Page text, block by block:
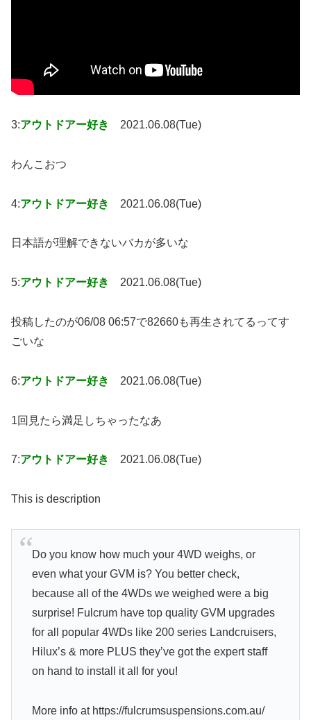
3:アウトドアー好き 2021.06.08(Tue)
わんこおつ
4:アウトドアー好き 2021.06.08(Tue)
日本語が理解できないバカが多いな
5:アウトドアー好き 2021.06.08(Tue)
投稿したのが06/08 06:57で82660も再生されてるってす
ごいな
6:アウトドアー好き 2021.06.08(Tue)
1回見たら満足しちゃったなあ
7:アウトドアー好き 2021.06.08(Tue)
This is description
Do you know how much your 4WD weighs, or
even what your GVM is? You better check,
because all of the 4WDs we weighed were a big
surprise! Fulcrum have top quality GVM upgrades
for all popular 4WDs like 200 series Landcruisers,
Hilux’s & more PLUS they’ve got the expert staff
on hand to install it all for you!
More info at https://fulcrumsuspensions.com.au/